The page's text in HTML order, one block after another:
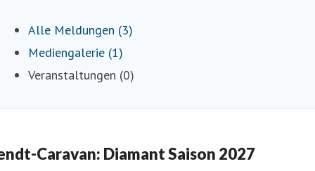
Alle Meldungen (3)
Mediengalerie (1)
Veranstaltungen (0)
Caravan: Diamant Saison 2027